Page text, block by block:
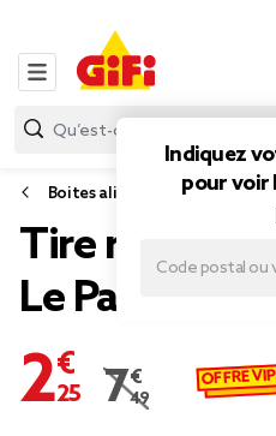
Indiquez
pour voir
Boites alimentaires et bocaux
Tire rondelle
Le Parfait
2,25 €
Prix remisé
7,49 € OFFRE VIP